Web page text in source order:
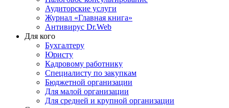
Аудиторские услуги
Журнал «Главная книга»
Антивирус Dr.Web
Для кого
Бухгалтеру
Юристу
Кадровому работнику
Специалисту по закупкам
Бюджетной организации
Для малой организации
Для средней и крупной организации